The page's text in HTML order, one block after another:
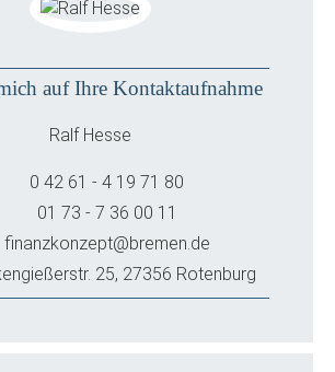
auf Ihre Kontaktaufnahme
Ralf Hesse
0 42 61 - 4 19 71 80
01 73 - 7 36 00 11
finanzkonzept@bremen.de
25, 27356 Rotenburg